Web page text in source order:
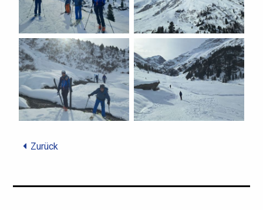
Zurück